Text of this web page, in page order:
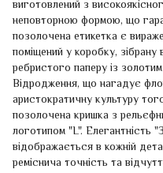
виготовлений з
неповторною формою, що
позолочена етикетка є
поміщений у коробку,
ребристого паперу із
Відродження, що нагадує
аристократичну культуру
позолочена кришка з
логотипом "L". Елегантність
відображається в кожній
реміснича точність та